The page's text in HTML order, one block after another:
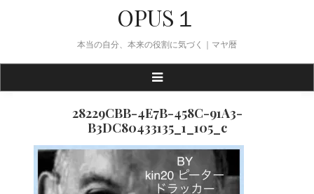
OPUS１
本当の自分、本来の役割に気づく｜マヤ暦
28229CBB-4E7B-458C-91A3-
B3DC80433135_1_105_c